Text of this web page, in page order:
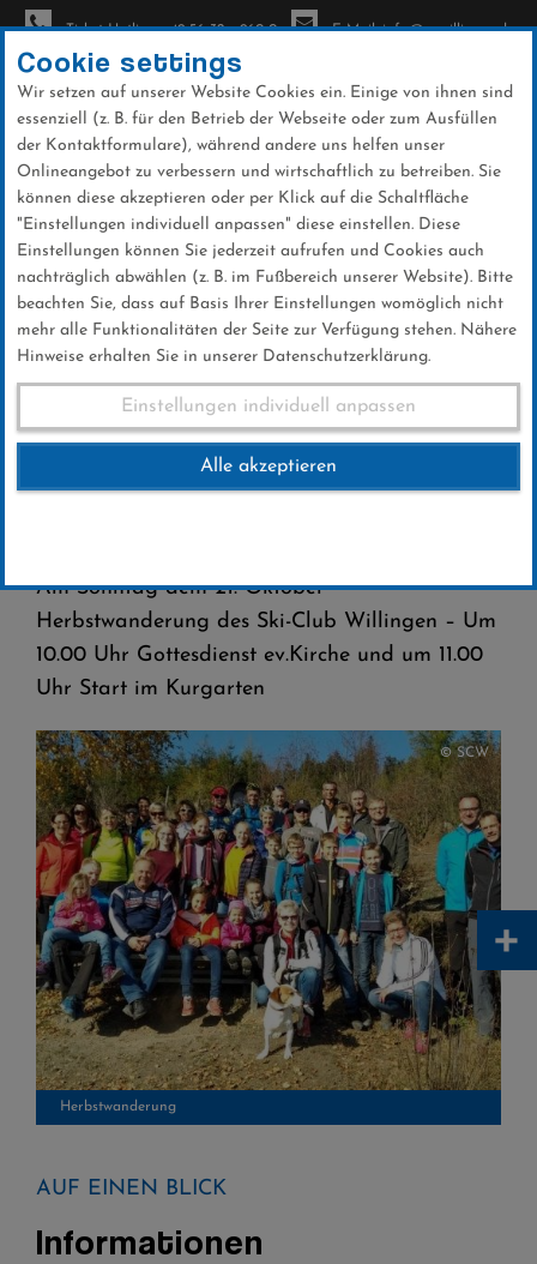
Direkt
zum
Inhalt
Ticket-Hotline: +49 56 32 - 960-0 E-Mail: info@sc-willingen.de
Herbstwandung Ski-Club Willingen
Herbstwandung Ski-Club
Willingen
Am Sonntag dem 21. Oktober
Herbstwanderung des Ski-Club Willingen – Um
10.00 Uhr Gottesdienst ev.Kirche und um 11.00
Uhr Start im Kurgarten
Herbstwanderung
© SCW
AUF EINEN BLICK
Informationen
Cookie settings
Wir setzen auf unserer Website Cookies ein. Einige von ihnen sind
essenziell (z. B. für den Betrieb der Webseite oder zum Ausfüllen
der Kontaktformulare), während andere uns helfen unser
Onlineangebot zu verbessern und wirtschaftlich zu betreiben. Sie
können diese akzeptieren oder per Klick auf die Schaltfläche
"Einstellungen individuell anpassen" diese einstellen. Diese
Einstellungen können Sie jederzeit aufrufen und Cookies auch
nachträglich abwählen (z. B. im Fußbereich unserer Website). Bitte
beachten Sie, dass auf Basis Ihrer Einstellungen womöglich nicht
mehr alle Funktionalitäten der Seite zur Verfügung stehen. Nähere
Hinweise erhalten Sie in unserer Datenschutzerklärung.
Einstellungen individuell anpassen
Alle akzeptieren
+